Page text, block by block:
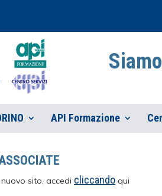
API Formazione
sito, accedi cliccando qui